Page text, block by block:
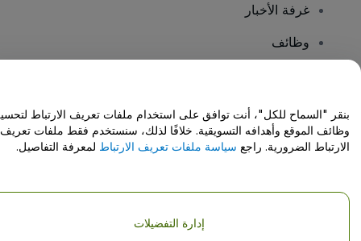
غرفة الأخبار
وظائف
مركز المساعدة / اتصل بنا
حقوق النشر © شركة فياجوجو المحدودة 2026
تفاصيل الشركة
بنقر "السماح للكل"، أنت توافق على استخدام ملفات تعريف الارتباط
وظائف الموقع وأهدافه التسويقية. خلافًا لذلك، سنستخدم فقط ملفات تعريف
الارتباط الضرورية. راجع سياسة ملفات تعريف الارتباط لمعرفة التفاصيل.
إدارة التفضيلات